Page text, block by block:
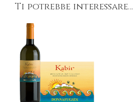
Ti potrebbe interessare…